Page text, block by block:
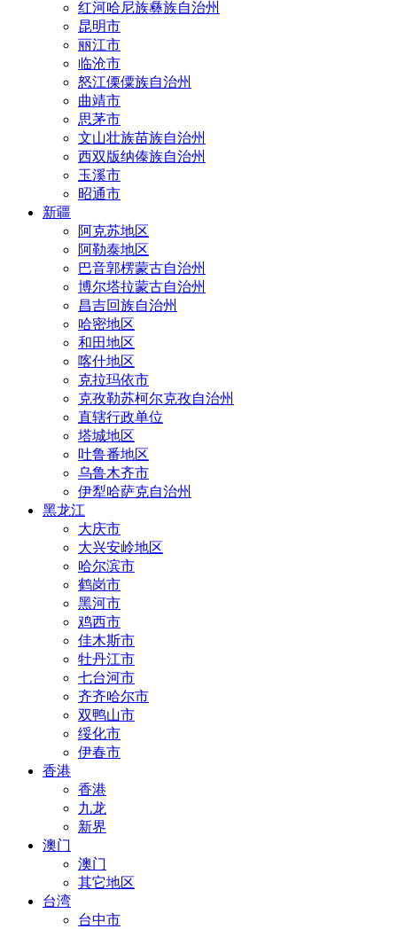
红河哈尼族彝族自治州
昆明市
丽江市
临沧市
怒江傈僳族自治州
曲靖市
思茅市
文山壮族苗族自治州
西双版纳傣族自治州
玉溪市
昭通市
新疆
阿克苏地区
阿勒泰地区
巴音郭楞蒙古自治州
博尔塔拉蒙古自治州
昌吉回族自治州
哈密地区
和田地区
喀什地区
克拉玛依市
克孜勒苏柯尔克孜自治州
直辖行政单位
塔城地区
吐鲁番地区
乌鲁木齐市
伊犁哈萨克自治州
黑龙江
大庆市
大兴安岭地区
哈尔滨市
鹤岗市
黑河市
鸡西市
佳木斯市
牡丹江市
七台河市
齐齐哈尔市
双鸭山市
绥化市
伊春市
香港
香港
九龙
新界
澳门
澳门
其它地区
台湾
台中市